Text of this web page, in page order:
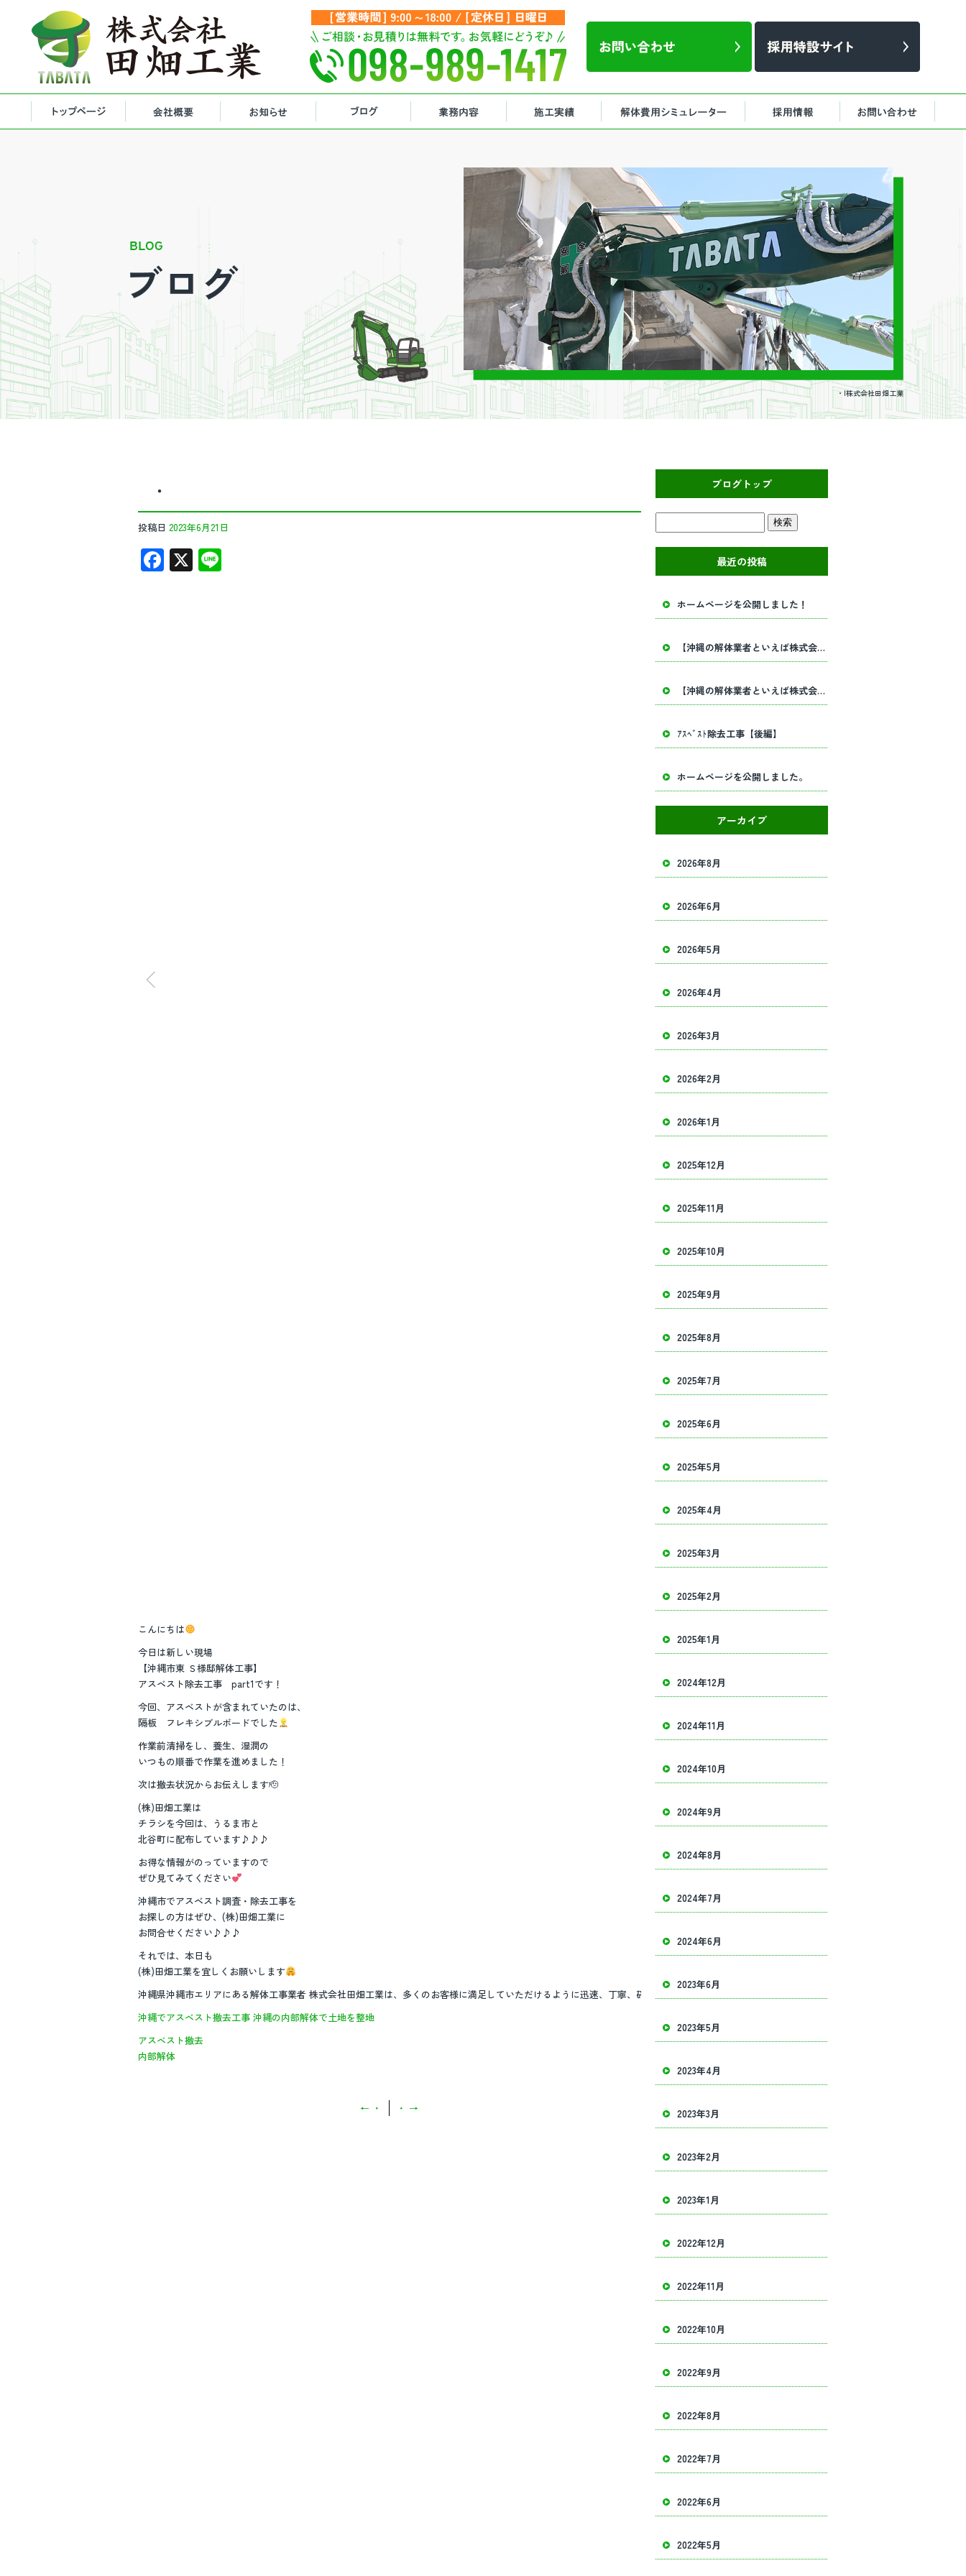
・|株式会社田畑工業
・
投稿日 2023年6月21日
F
ac
X
こんにちは
今日は新しい現場
【沖縄市東 Ｓ様邸解体工事】
アスベスト除去工事 part1です！
今回、アスベストが含まれていたのは、
隔板 フレキシブルボードでした
作業前清掃をし、養生、湿潤の
いつもの順番で作業を進めました！
次は撤去状況からお伝えします🫡
(株)田畑工業は
チラシを今回は、うるま市と
北谷町に配布しています♪♪♪
お得な情報がのっていますので
ぜひ見てみてください
沖縄市でアスベスト調査・除去工事を
お探しの方はぜひ、(株)田畑工業に
お問合せください♪♪♪
それでは、本日も
(株)田畑工業を宜しくお願いします
沖縄県沖縄市エリアにある解体工事業者 株式会社田畑工業は、多くのお客様に満足していただけるように迅速、丁寧、確実を心がけクオリティーの高い建物解体を目指し、様々な建物の解体
沖縄でアスベスト撤去工事 沖縄の内部解体で土地を整地
アスベスト撤去
内部解体
← ・ ・ →
ブログトップ
最近の投稿
ホームページを公開しました！
【沖縄の解体業者といえば株式会社田畑工業】内部解体工事・建物解体工事の事ならお任せください！
【沖縄の解体業者といえば株式会社田畑工業】内部解体工事・建物解体工事の事ならお任せください！
ｱｽﾍﾞｽﾄ除去工事【後編】
ホームページを公開しました。
アーカイブ
2026年8月
2026年6月
2026年5月
2026年4月
2026年3月
2026年2月
2026年1月
2025年12月
2025年11月
2025年10月
2025年9月
2025年8月
2025年7月
2025年6月
2025年5月
2025年4月
2025年3月
2025年2月
2025年1月
2024年12月
2024年11月
2024年10月
2024年9月
2024年8月
2024年7月
2024年6月
2023年6月
2023年5月
2023年4月
2023年3月
2023年2月
2023年1月
2022年12月
2022年11月
2022年10月
2022年9月
2022年8月
2022年7月
2022年6月
2022年5月